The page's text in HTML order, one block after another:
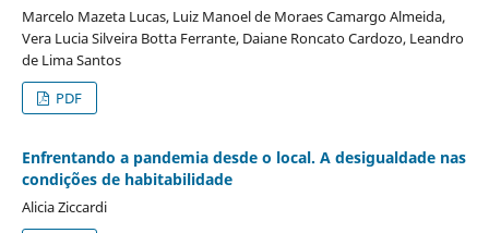
Marcelo Mazeta Lucas, Luiz Manoel de Moraes Camargo Almeida,
Vera Lucia Silveira Botta Ferrante, Daiane Roncato Cardozo, Leandro
de Lima Santos
PDF
Enfrentando a pandemia desde o local. A desigualdade nas
condições de habitabilidade
Alicia Ziccardi